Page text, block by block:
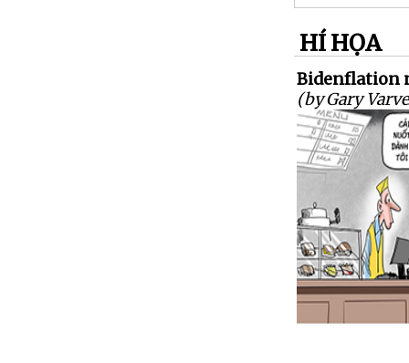
HÍ HỌA
Bidenflation
(by Gary